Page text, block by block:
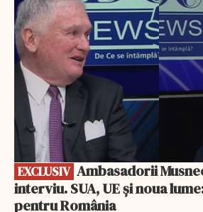
EXCLUSIV
interviu. SUA, UE și noua
pentru România